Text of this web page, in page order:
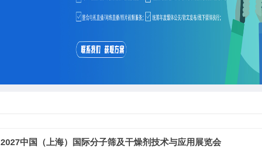
2027中国（上海）国际分子筛及干燥剂技术与应用展览会